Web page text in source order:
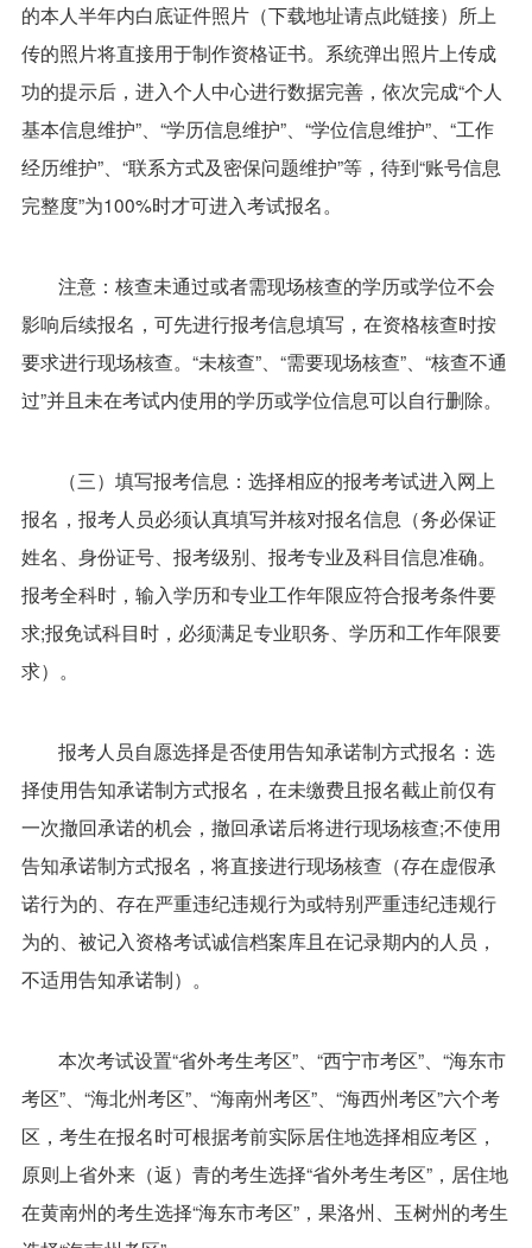
的本人半年内白底证件照片（下载地址请点此链接）所上
传的照片将直接用于制作资格证书。系统弹出照片上传成
功的提示后，进入个人中心进行数据完善，依次完成“个人
基本信息维护”、“学历信息维护”、“学位信息维护”、“工作
经历维护”、“联系方式及密保问题维护”等，待到“账号信息
完整度”为100%时才可进入考试报名。
注意：核查未通过或者需现场核查的学历或学位不会
影响后续报名，可先进行报考信息填写，在资格核查时按
要求进行现场核查。“未核查”、“需要现场核查”、“核查不通
过”并且未在考试内使用的学历或学位信息可以自行删除。
（三）填写报考信息：选择相应的报考考试进入网上
报名，报考人员必须认真填写并核对报名信息（务必保证
姓名、身份证号、报考级别、报考专业及科目信息准确。
报考全科时，输入学历和专业工作年限应符合报考条件要
求;报免试科目时，必须满足专业职务、学历和工作年限要
求）。
报考人员自愿选择是否使用告知承诺制方式报名：选
择使用告知承诺制方式报名，在未缴费且报名截止前仅有
一次撤回承诺的机会，撤回承诺后将进行现场核查;不使用
告知承诺制方式报名，将直接进行现场核查（存在虚假承
诺行为的、存在严重违纪违规行为或特别严重违纪违规行
为的、被记入资格考试诚信档案库且在记录期内的人员，
不适用告知承诺制）。
本次考试设置“省外考生考区”、“西宁市考区”、“海东市
考区”、“海北州考区”、“海南州考区”、“海西州考区”六个考
区，考生在报名时可根据考前实际居住地选择相应考区，
原则上省外来（返）青的考生选择“省外考生考区”，居住地
在黄南州的考生选择“海东市考区”，果洛州、玉树州的考生